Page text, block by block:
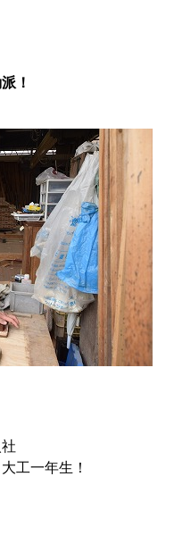
！
工一年生！